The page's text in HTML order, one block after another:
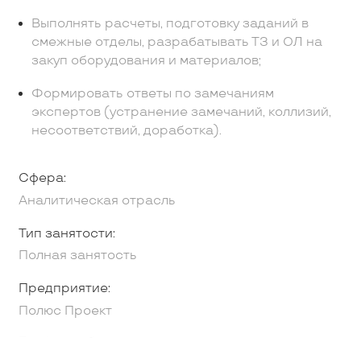
Выполнять расчеты, подготовку заданий в
смежные отделы, разрабатывать ТЗ и ОЛ на
закуп оборудования и материалов;
Формировать ответы по замечаниям
экспертов (устранение замечаний, коллизий,
несоответствий, доработка).
Сфера:
Аналитическая отрасль
Тип занятости:
Полная занятость
Предприятие:
Полюс Проект